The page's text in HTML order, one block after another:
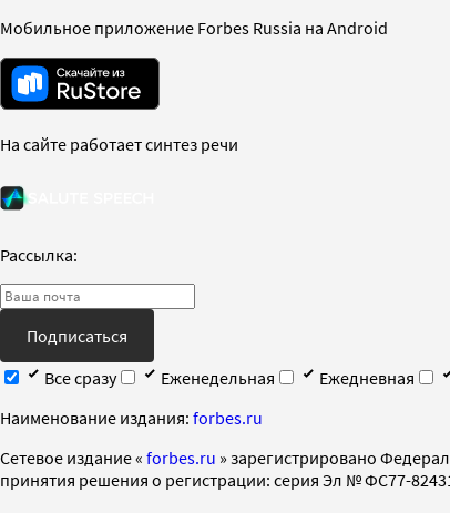
Мобильное приложение Forbes Russia на Android
На сайте работает синтез речи
Рассылка:
Подписаться
Все сразу
Еженедельная Ежедневная
Наименование издания: forbes.ru
Cетевое издание « forbes.ru » зарегистрировано
принятия решения о регистрации: серия Эл № ФС77-